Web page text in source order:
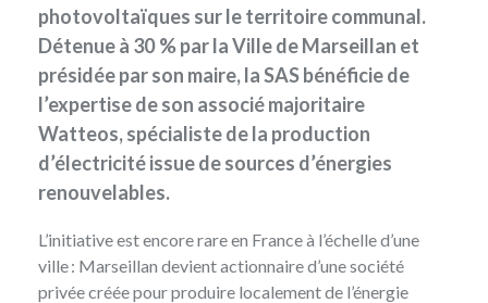
photovoltaïques sur le territoire communal.
Détenue à 30 % par la Ville de Marseillan et
présidée par son maire, la SAS bénéficie de
l’expertise de son associé majoritaire
Watteos, spécialiste de la production
d’électricité issue de sources d’énergies
renouvelables.
L’initiative est encore rare en France à l’échelle d’une
ville : Marseillan devient actionnaire d’une société
privée créée pour produire localement de l’énergie